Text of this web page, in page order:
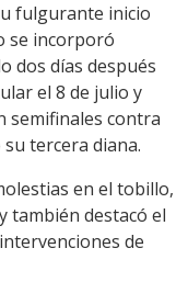
fulgurante inicio
se incorporó
dos días después
el 8 de julio y
semifinales contra
tercera diana.
en el tobillo,
también destacó el
de